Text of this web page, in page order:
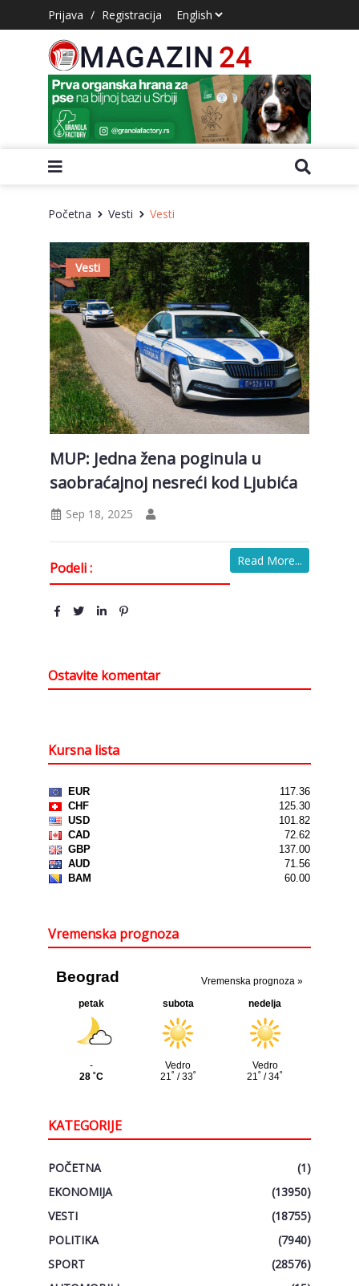
Prijava / Registracija
Početna Vesti Vesti
Vesti
MUP: Jedna žena poginula u
saobraćajnoj nesreći kod Ljubića
Sep 18, 2025
Read More...
Podeli :
Ostavite komentar
Kursna lista
Vremenska prognoza
KATEGORIJE
POČETNA
(1)
EKONOMIJA
(13950)
VESTI
(18755)
POLITIKA
(7940)
SPORT
(28576)